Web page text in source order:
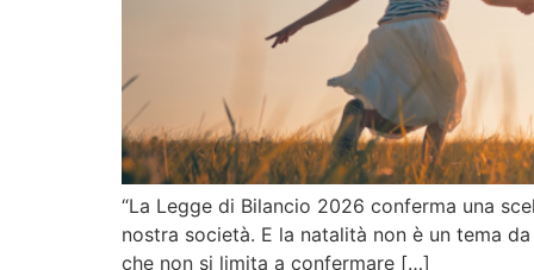
“La Legge di Bilancio 2026 conferma una
nostra società. E la natalità non è un tema
che non si limita a confermare […]